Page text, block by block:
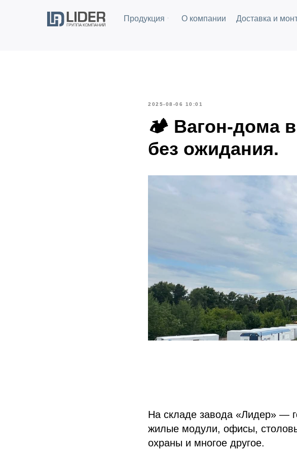
Продукция О компании Доставка и
2025-08-06 10:01
🏕 Вагон-дома в
без ожидания.
На складе завода «Лидер» —
жилые модули, офисы,
охраны и многое другое.